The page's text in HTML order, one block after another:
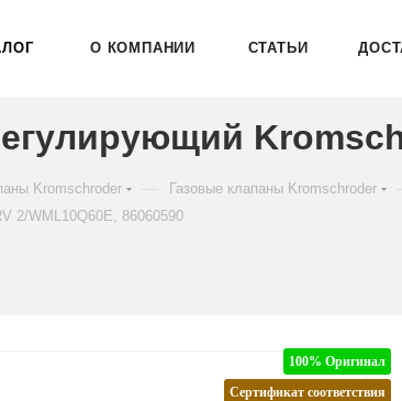
О КОМПАНИИ СТАТЬИ
Kromschroder Газовые клапаны Kromschroder
2/WML10Q60E, 86060590
100% Оригинал
Сертификат соответствия